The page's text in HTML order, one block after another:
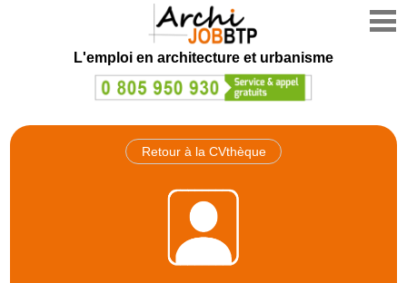
L'emploi en architecture et urbanisme
Retour à la CVthèque